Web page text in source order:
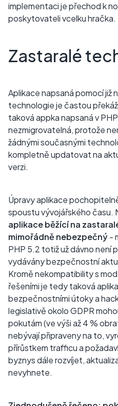
implementaci je přechod k
poskytovateli vcelku hračka.
Zastaralé
Aplikace napsaná pomocí již
technologie je častou
taková appka napsaná v
nezmigrovatelná, protože
žádnými současnými
kompletně updatovat na
verzi.
Úpravy aplikace
spoustu vývojářského času.
aplikace běžící na
mimořádně nebezpečný-
PHP 5.2 totiž už dávno není
vydávány bezpečnostní
Kromě nekompatibility s
řešeními je tedy taková
bezpečnostními útoky a
legislativě okolo GDPR
pokutám (ve výši až 4 %
nebývají připraveny na to,
přírůstkem trafficu a
byznys dále rozvíjet,
nevyhnete.